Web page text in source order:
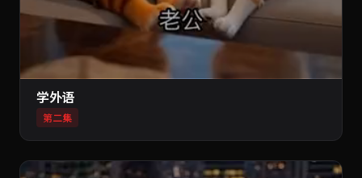
学外语
第二集